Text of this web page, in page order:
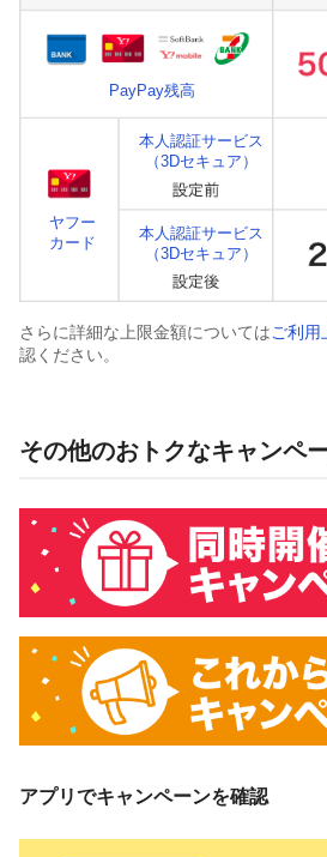
PayPay残高
ヤフー
カード
本人認証サービス
（3Dセキュア）
本人認証サービス
（3Dセキュア）
さらに詳細な上限金額についてはご利用
認ください。
その他のおトクなキャンペ
アプリでキャンペーンを確認